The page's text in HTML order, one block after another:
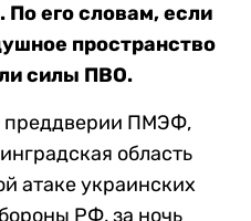
его словам, если
пространство
силы ПВО.
преддверии ПМЭФ,
область
атаке украинских
РФ, за ночь